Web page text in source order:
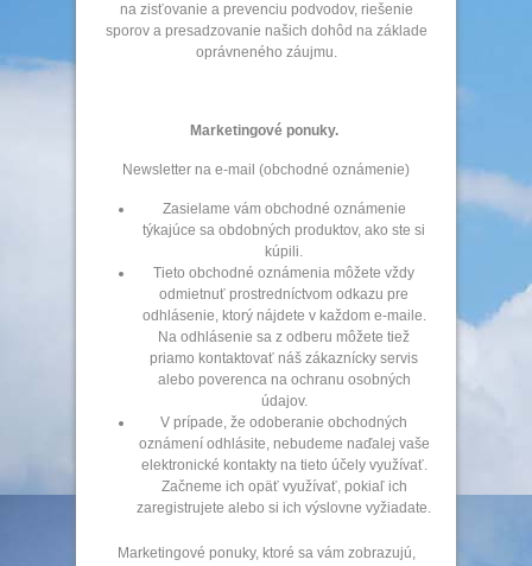
na zisťovanie a prevenciu podvodov, riešenie
sporov a presadzovanie našich dohôd na základe
oprávneného záujmu.
Marketingové ponuky.
Newsletter na e-mail (obchodné oznámenie)
Zasielame vám obchodné oznámenie
týkajúce sa obdobných produktov, ako ste si
kúpili.
Tieto obchodné oznámenia môžete vždy
odmietnuť prostredníctvom odkazu pre
odhlásenie, ktorý nájdete v každom e-maile.
Na odhlásenie sa z odberu môžete tiež
priamo kontaktovať náš zákaznícky servis
alebo poverenca na ochranu osobných
údajov.
V prípade, že odoberanie obchodných
oznámení odhlásite, nebudeme naďalej vaše
elektronické kontakty na tieto účely využívať.
Začneme ich opäť využívať, pokiaľ ich
zaregistrujete alebo si ich výslovne vyžiadate.
Marketingové ponuky, ktoré sa vám zobrazujú,